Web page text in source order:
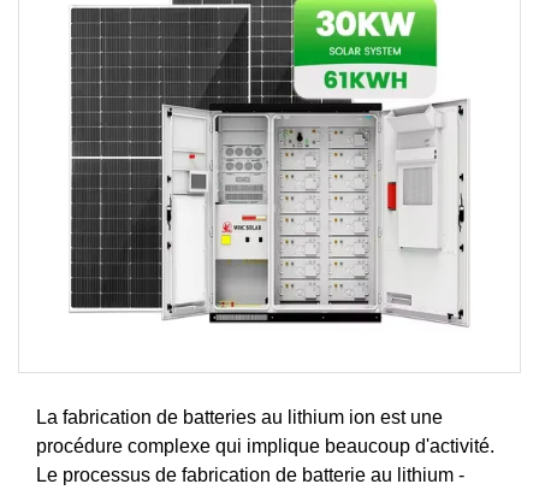
La fabrication de batteries au lithium ion est une
procédure complexe qui implique beaucoup d'activité.
Le processus de fabrication de batterie au lithium -